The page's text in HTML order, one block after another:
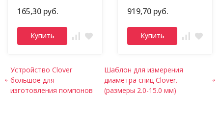
165,30 руб.
Купить
919,70 руб.
Купить
Устройство Clover
большое для
изготовления помпонов
Шаблон для измерения
диаметра спиц Clover.
(размеры 2.0-15.0 мм)